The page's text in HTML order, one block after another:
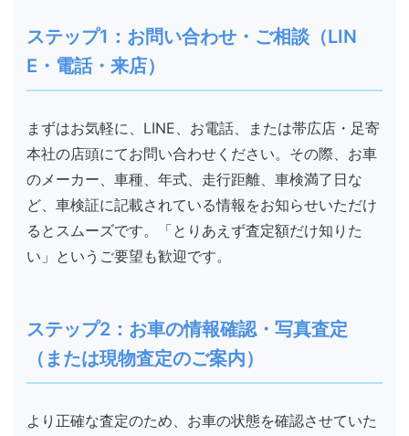
ステップ1：お問い合わせ・ご相談（LIN
E・電話・来店）
まずはお気軽に、LINE、お電話、または帯広店・足寄
本社の店頭にてお問い合わせください。その際、お車
のメーカー、車種、年式、走行距離、車検満了日な
ど、車検証に記載されている情報をお知らせいただけ
るとスムーズです。「とりあえず査定額だけ知りた
い」というご要望も歓迎です。
ステップ2：お車の情報確認・写真査定
（または現物査定のご案内）
より正確な査定のため、お車の状態を確認させていた